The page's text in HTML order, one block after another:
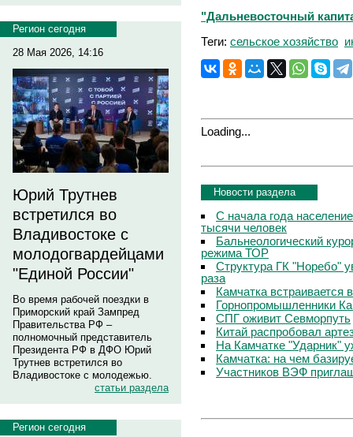
Регион сегодня
28 Мая 2026, 14:16
Юрий Трутнев
встретился во
Владивостоке с
молодогвардейцами
"Единой России"
Во время рабочей поездки в
Приморский край Зампред
Правительства РФ –
полномочный представитель
Президента РФ в ДФО Юрий
Трутнев встретился во
Владивостоке с молодежью.
статьи раздела
Регион сегодня
"Дальневосточный
Теги: сельское хозяйство
Loading...
Новости раздела
С начала года
тысячи человек
Бальнеологический
режима ТОР
Структура ГК "Норебо"
раза
Камчатка встраивается
Горнопромышленники
СПГ оживит Севморпуть
Китай распробовал
На Камчатке "Ударник"
Камчатка: на чем
Участников ВЭФ